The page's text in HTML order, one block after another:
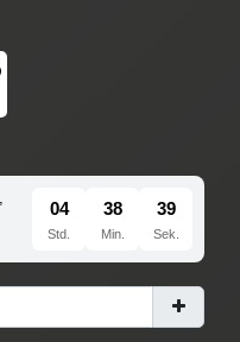
04
Std.
38
Min.
38
Sek.